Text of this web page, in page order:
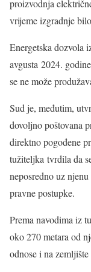
proizvodnja
vrijeme izgradnje
Energetska dozvola
avgusta 2024.
se ne može
Sud je, međutim,
dovoljno poštovana
direktno pogođene
tužiteljka tvrdila da
neposredno uz
pravne postupke.
Prema navodima iz
oko 270 metara od
odnose i na